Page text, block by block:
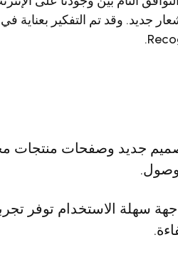
جديد وصفحات منتجات
سهلة الاستخدام توفر